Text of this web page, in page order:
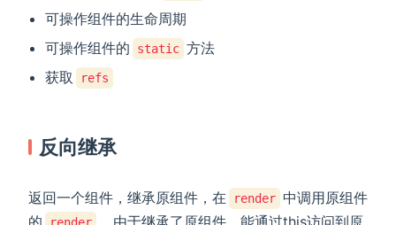
可操作组件的生命周期
可操作组件的
static 方法
获取
refs
反向继承
返回一个组件，继承原组件，在 render 中调用原组件